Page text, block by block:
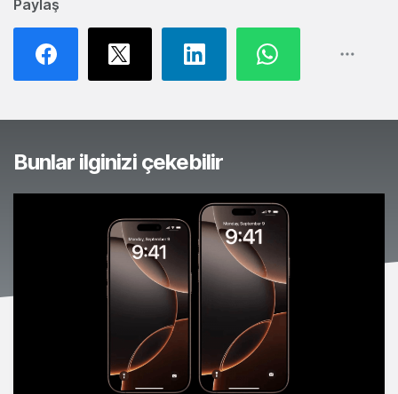
Paylaş
Bunlar ilginizi çekebilir